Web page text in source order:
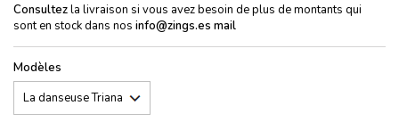
Consultezla livraison si vous avez besoin de plus de montants qui
sont en stock dans nos info@zings.es mail
Modèles